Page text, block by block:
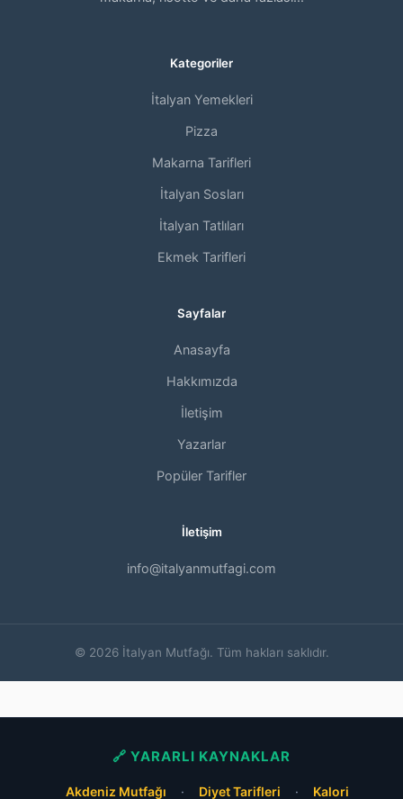
Kategoriler
İtalyan Yemekleri
Pizza
Makarna Tarifleri
İtalyan Sosları
İtalyan Tatlıları
Ekmek Tarifleri
Sayfalar
Anasayfa
Hakkımızda
İletişim
Yazarlar
Popüler Tarifler
İletişim
info@italyanmutfagi.com
© 2026 İtalyan Mutfağı. Tüm hakları saklıdır.
🔗 YARARLI KAYNAKLAR
Akdeniz Mutfağı · Diyet Tarifleri · Kalori